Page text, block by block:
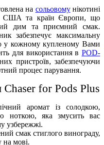
на сольовомунікотині
США та країн Європи, що
дим та приємний смак.
забезпечує максимальну
у кожному купленому Вами
для використання в POD-
пристроїв, забезпечуючи
процес парування.
Chaser for Pods Plus
аромат із солодкою,
ноткою, яка змусить вас
узбережжі.
смак стиглого винограду,
на мові.